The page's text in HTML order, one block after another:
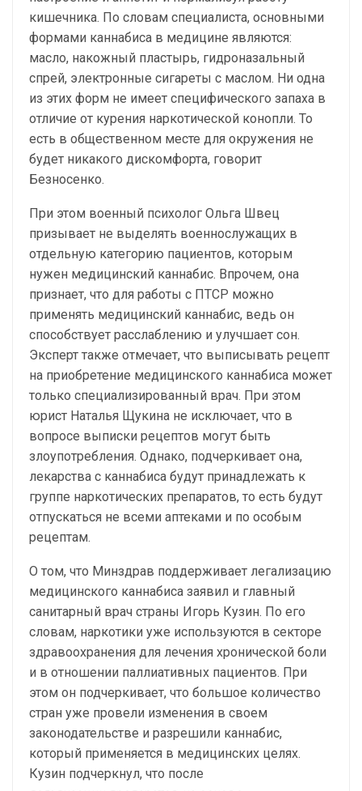
кишечника. По словам специалиста, основными
формами каннабиса в медицине являются:
масло, накожный пластырь, гидроназальный
спрей, электронные сигареты с маслом. Ни одна
из этих форм не имеет специфического запаха в
отличие от курения наркотической конопли. То
есть в общественном месте для окружения не
будет никакого дискомфорта, говорит
Безносенко.
При этом военный психолог Ольга Швец
призывает не выделять военнослужащих в
отдельную категорию пациентов, которым
нужен медицинский каннабис. Впрочем, она
признает, что для работы с ПТСР можно
применять медицинский каннабис, ведь он
способствует расслаблению и улучшает сон.
Эксперт также отмечает, что выписывать рецепт
на приобретение медицинского каннабиса может
только специализированный врач. При этом
юрист Наталья Щукина не исключает, что в
вопросе выписки рецептов могут быть
злоупотребления. Однако, подчеркивает она,
лекарства с каннабиса будут принадлежать к
группе наркотических препаратов, то есть будут
отпускаться не всеми аптеками и по особым
рецептам.
О том, что Минздрав поддерживает легализацию
медицинского каннабиса заявил и главный
санитарный врач страны Игорь Кузин. По его
словам, наркотики уже используются в секторе
здравоохранения для лечения хронической боли
и в отношении паллиативных пациентов. При
этом он подчеркивает, что большое количество
стран уже провели изменения в своем
законодательстве и разрешили каннабис,
который применяется в медицинских целях.
Кузин подчеркнул, что после